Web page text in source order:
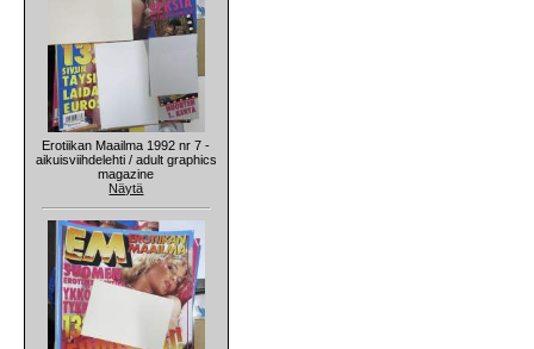
Erotiikan Maailma 1992 nr 7 -
aikuisviihdelehti / adult graphics
magazine
Näytä